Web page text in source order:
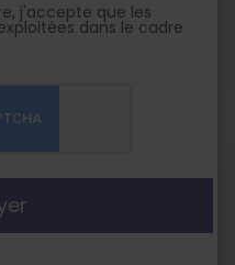
j'accepte que les
dans le cadre